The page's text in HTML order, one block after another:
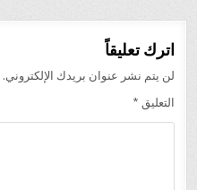
اترك تعليقاً
لن يتم نشر عنوان بريدك الإلكتروني.
التعليق *